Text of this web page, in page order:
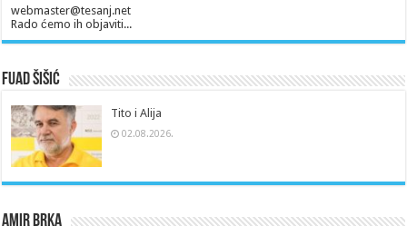
webmaster@tesanj.net
Rado ćemo ih objaviti...
Fuad Šišić
Tito i Alija
02.08.2026.
Amir Brka